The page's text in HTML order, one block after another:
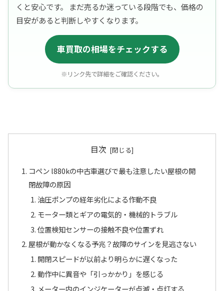
くと安心です。 まだ売るか迷っている段階でも、価格の
目安があると判断しやすくなります。
車買取の相場をチェックする
※リンク先で詳細をご確認ください。
目次
コペン l880kの中古車選びで最も注意したい屋根の開
閉故障の原因
油圧ポンプの経年劣化による作動不良
モーター類とギアの電気的・機械的トラブル
位置検知センサーの接触不良や位置ずれ
屋根が動かなくなる予兆？故障のサインを見逃さない
開閉スピードが以前より明らかに遅くなった
動作中に異音や「引っかかり」を感じる
メーター内のインジケーターが点滅・点灯する